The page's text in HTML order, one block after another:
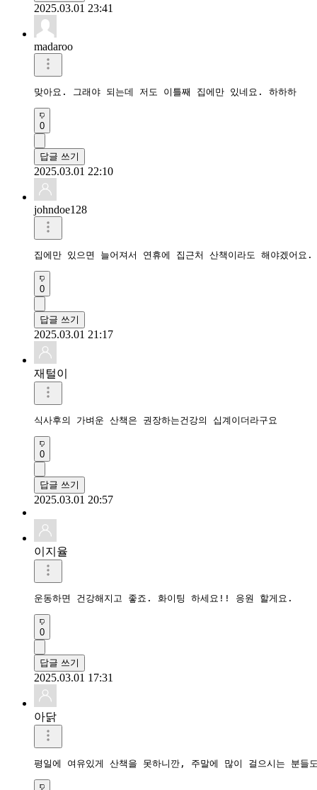
2025.03.01 23:41
madaroo
맞아요. 그래야 되는데 저도 이틀째 집에만 있네요. 하하하
0
답글 쓰기
2025.03.01 22:10
johndoe128
0
답글 쓰기
2025.03.01 21:17
재털이
식사후의 가벼운 산책은 권장하는건강의 십계이더라구요
0
답글 쓰기
2025.03.01 20:57
이지율
운동하면 건강해지고 좋죠. 화이팅 하세요!! 응원 할게요.
0
답글 쓰기
2025.03.01 17:31
아닭
평일에 여유있게 산책을 못하니깐, 주말에 많이 걸으시는 분들